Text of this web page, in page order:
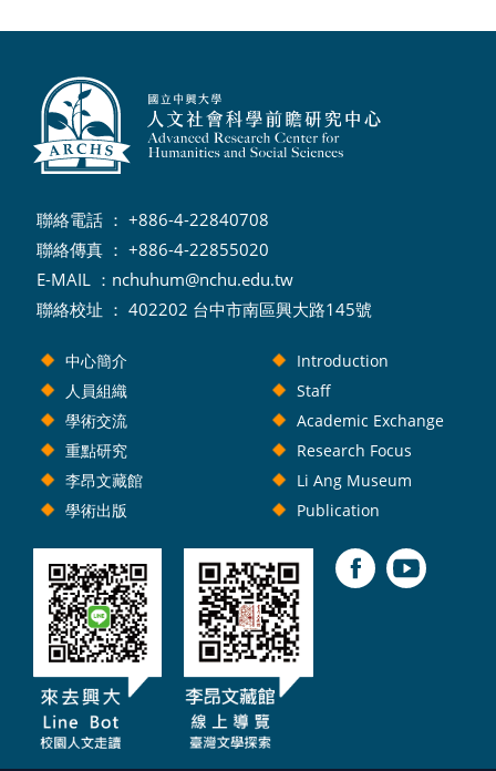
聯絡電話 ： +886-4-22840708
聯絡傳真 ： +886-4-22855020
E-MAIL ： nchuhum@nchu.edu.tw
聯絡校址 ： 402202 台中市南區興大路145號
中心簡介
人員組織
學術交流
重點研究
李昂文藏館
學術出版
Introduction
Staff
Academic Exchange
Research Focus
Li Ang Museum
Publication